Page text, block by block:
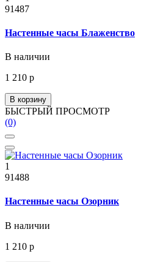
91487
Настенные часы Блаженство
В наличии
1 210 р
В корзину
БЫСТРЫЙ ПРОСМОТР
(0)
1
91488
Настенные часы Озорник
В наличии
1 210 р